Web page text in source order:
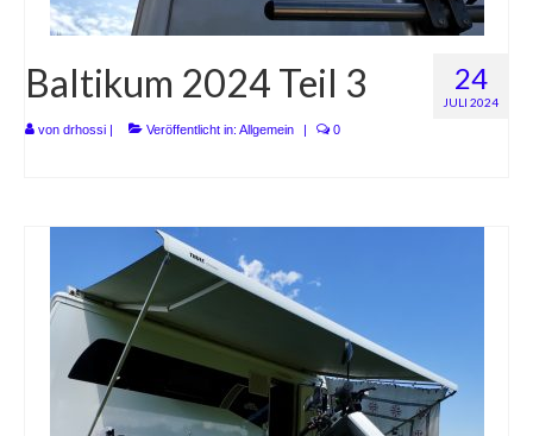
24
JULI 2024
Baltikum 2024 Teil 3
von drhossi | Veröffentlicht in: Allgemein | 0